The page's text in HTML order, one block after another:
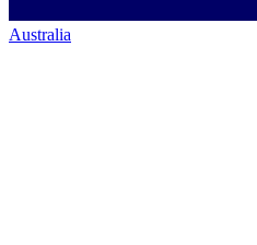
Australia